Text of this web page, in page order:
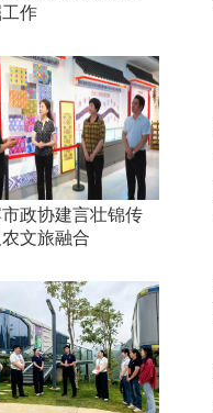
作
政协建言壮锦传
文旅融合